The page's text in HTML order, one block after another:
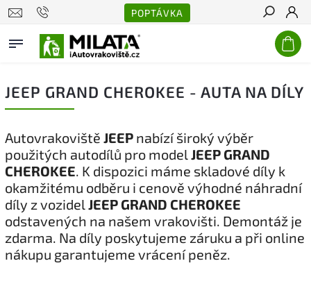
POPTÁVKA
Hledat
JEEP GRAND CHEROKEE - AUTA NA DÍLY
Autovrakoviště JEEP nabízí široký výběr
použitých autodílů pro modelJEEP GRAND
CHEROKEE. K dispozici máme skladové díly k
okamžitému odběru i cenově výhodné náhradní
díly z vozidelJEEP GRAND CHEROKEE
odstavených na našem vrakovišti. Demontáž je
zdarma. Na díly poskytujeme záruku a při online
nákupu garantujeme vrácení peněz.